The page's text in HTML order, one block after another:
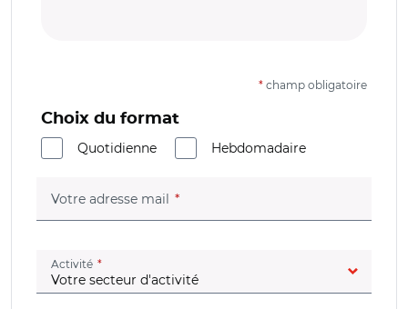
* champ obligatoire
Choix du format
Quotidienne
Hebdomadaire
Votre adresse mail (champ obligatoire)
Activité (champ obligatoire)